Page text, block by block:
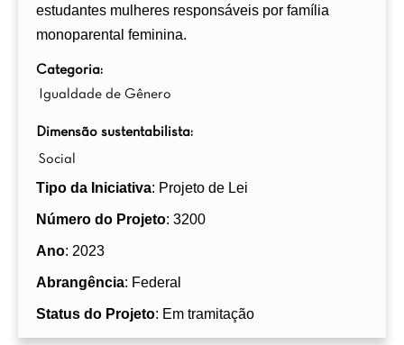
estudantes mulheres responsáveis por família
monoparental feminina.
Categoria:
Igualdade de Gênero
Dimensão sustentabilista:
Social
Tipo da Iniciativa: Projeto de Lei
Número do Projeto: 3200
Ano: 2023
Abrangência: Federal
Status do Projeto: Em tramitação